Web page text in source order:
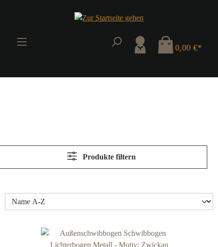
Zum Hauptinhalt springen
0,00 €*
Produkte filtern